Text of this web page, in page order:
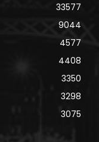
33577
9044
4577
4408
3350
3298
3075